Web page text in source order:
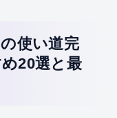
使い道完
20選と最